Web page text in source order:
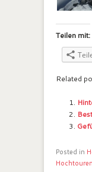
Teilen mit:
Related
Posted in
Hochtouren